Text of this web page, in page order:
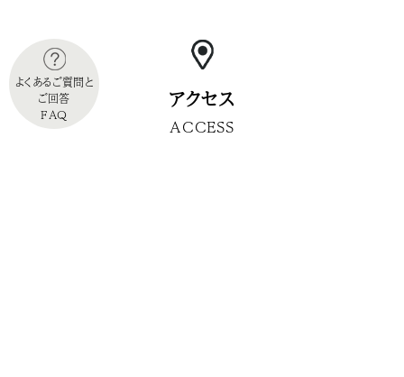
アクセス
ACCESS
よくあるご質問と
ご回答
FAQ